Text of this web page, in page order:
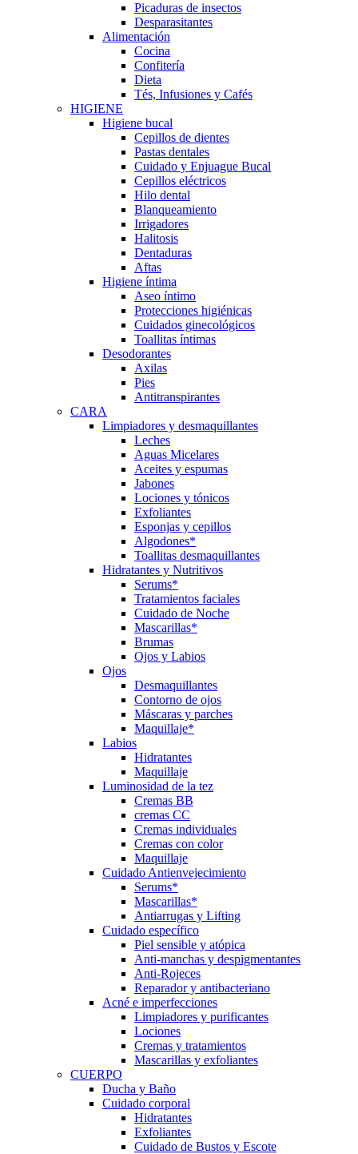
Picaduras de insectos
Desparasitantes
Alimentación
Cocina
Confitería
Dieta
Tés, Infusiones y Cafés
HIGIENE
Higiene bucal
Cepillos de dientes
Pastas dentales
Cuidado y Enjuague Bucal
Cepillos eléctricos
Hilo dental
Blanqueamiento
Irrigadores
Halitosis
Dentaduras
Aftas
Higiene íntima
Aseo íntimo
Protecciones higiénicas
Cuidados ginecológicos
Toallitas íntimas
Desodorantes
Axilas
Pies
Antitranspirantes
CARA
Limpiadores y desmaquillantes
Leches
Aguas Micelares
Aceites y espumas
Jabones
Lociones y tónicos
Exfoliantes
Esponjas y cepillos
Algodones*
Toallitas desmaquillantes
Hidratantes y Nutritivos
Serums*
Tratamientos faciales
Cuidado de Noche
Mascarillas*
Brumas
Ojos y Labios
Ojos
Desmaquillantes
Contorno de ojos
Máscaras y parches
Maquillaje*
Labios
Hidratantes
Maquillaje
Luminosidad de la tez
Cremas BB
cremas CC
Cremas individuales
Cremas con color
Maquillaje
Cuidado Antienvejecimiento
Serums*
Mascarillas*
Antiarrugas y Lifting
Cuidado específico
Piel sensible y atópica
Anti-manchas y despigmentantes
Anti-Rojeces
Reparador y antibacteriano
Acné e imperfecciones
Limpiadores y purificantes
Lociones
Cremas y tratamientos
Mascarillas y exfoliantes
CUERPO
Ducha y Baño
Cuidado corporal
Hidratantes
Exfoliantes
Cuidado de Bustos y Escote